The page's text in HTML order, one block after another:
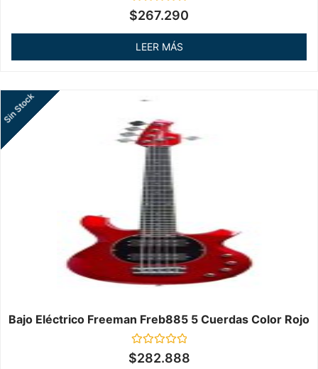
Valorado
en
$267.290
LEER MÁS
Bajo Eléctrico Freeman Freb885 5 Cuerdas Color Rojo
Valorado
en
Sin Stock
$282.888